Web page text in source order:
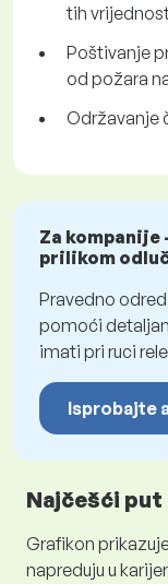
tih
Poštivanje
od požara
Održavanje
Za
prilikom
Pravedno
pomoći
imati pri ruci
Isprobajte
Najčešći
Grafikon
napreduju u